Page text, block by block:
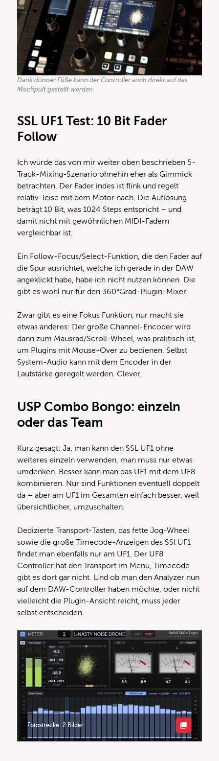
Dank dünner Füße kann der Controller auch direkt auf das
Mischpult gestellt werden.
SSL UF1 Test: 10 Bit Fader
Follow
Ich würde das von mir weiter oben beschrieben 5-
Track-Mixing-Szenario ohnehin eher als Gimmick
betrachten. Der Fader indes ist flink und regelt
relativ-leise mit dem Motor nach. Die Auflösung
beträgt 10 Bit, was 1024 Steps entspricht – und
damit nicht mit gewöhnlichen MIDI-Fadern
vergleichbar ist.
Ein Follow-Focus/Select-Funktion, die den Fader auf
die Spur ausrichtet, welche ich gerade in der DAW
angeklickt habe, habe ich nicht nutzen können. Die
gibt es wohl nur für den 360°Grad-Plugin-Mixer.
Zwar gibt es eine Fokus Funktion, nur macht sie
etwas anderes: Der große Channel-Encoder wird
dann zum Mausrad/Scroll-Wheel, was praktisch ist,
um Plugins mit Mouse-Over zu bedienen. Selbst
System-Audio kann mit dem Encoder in der
Lautstärke geregelt werden. Clever.
USP Combo Bongo: einzeln
oder das Team
Kurz gesagt: Ja, man kann den SSL UF1 ohne
weiteres einzeln verwenden, man muss nur etwas
umdenken. Besser kann man das UF1 mit dem UF8
kombinieren. Nur sind Funktionen eventuell doppelt
da – aber am UF1 im Gesamten einfach besser, weil
übersichtlicher, umzuschalten.
Dedizierte Transport-Tasten, das fette Jog-Wheel
sowie die große Timecode-Anzeigen des SSl UF1
findet man ebenfalls nur am UF1. Der UF8
Controller hat den Transport im Menü, Timecode
gibt es dort gar nicht. Und ob man den Analyzer nun
auf dem DAW-Controller haben möchte, oder nicht
vielleicht die Plugin-Ansicht reicht, muss jeder
selbst entscheiden.
Fotostrecke: 2 Bilder